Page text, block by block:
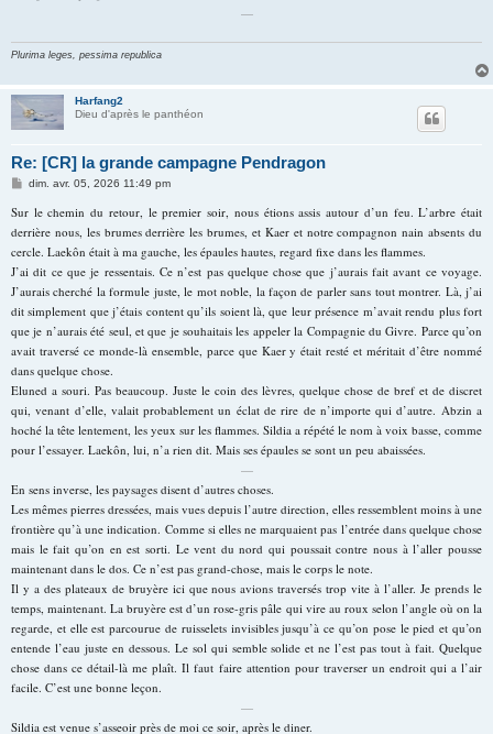
—
Plurima leges, pessima republica
Harfang2
Dieu d'après le panthéon
Re: [CR] la grande campagne Pendragon
M
a
dim. avr. 05, 2026 11:49 pm
Sur le chemin du retour, le premier soir, nous étions assis autour d’un feu. L’arbre était
derrière nous, les brumes derrière les brumes, et Kaer et notre compagnon nain absents du
cercle. Laekôn était à ma gauche, les épaules hautes, regard fixe dans les flammes.
J’ai dit ce que je ressentais. Ce n’est pas quelque chose que j’aurais fait avant ce voyage.
J’aurais cherché la formule juste, le mot noble, la façon de parler sans tout montrer. Là, j’ai
dit simplement que j’étais content qu’ils soient là, que leur présence m’avait rendu plus fort
que je n’aurais été seul, et que je souhaitais les appeler la Compagnie du Givre. Parce qu’on
avait traversé ce monde-là ensemble, parce que Kaer y était resté et méritait d’être nommé
dans quelque chose.
Eluned a souri. Pas beaucoup. Juste le coin des lèvres, quelque chose de bref et de discret
qui, venant d’elle, valait probablement un éclat de rire de n’importe qui d’autre. Abzin a
hoché la tête lentement, les yeux sur les flammes. Sildia a répété le nom à voix basse, comme
pour l’essayer. Laekôn, lui, n’a rien dit. Mais ses épaules se sont un peu abaissées.
—
En sens inverse, les paysages disent d’autres choses.
Les mêmes pierres dressées, mais vues depuis l’autre direction, elles ressemblent moins à une
frontière qu’à une indication. Comme si elles ne marquaient pas l’entrée dans quelque chose
mais le fait qu’on en est sorti. Le vent du nord qui poussait contre nous à l’aller pousse
maintenant dans le dos. Ce n’est pas grand-chose, mais le corps le note.
Il y a des plateaux de bruyère ici que nous avions traversés trop vite à l’aller. Je prends le
temps, maintenant. La bruyère est d’un rose-gris pâle qui vire au roux selon l’angle où on la
regarde, et elle est parcourue de ruisselets invisibles jusqu’à ce qu’on pose le pied et qu’on
entende l’eau juste en dessous. Le sol qui semble solide et ne l’est pas tout à fait. Quelque
chose dans ce détail-là me plaît. Il faut faire attention pour traverser un endroit qui a l’air
facile. C’est une bonne leçon.
—
Sildia est venue s’asseoir près de moi ce soir, après le diner.